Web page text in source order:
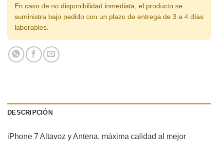
En caso de no disponibilidad inmediata, el producto se
suministra bajo pedido con un plazo de entrega de 3 a 4 días
laborables.
DESCRIPCIÓN
iPhone 7 Altavoz y Antena, máxima calidad al mejor